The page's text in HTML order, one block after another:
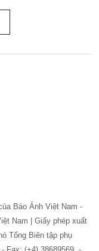
Báo Ảnh Việt Nam -
Nam | Giấy phép xuất
Tổng Biên tập phụ